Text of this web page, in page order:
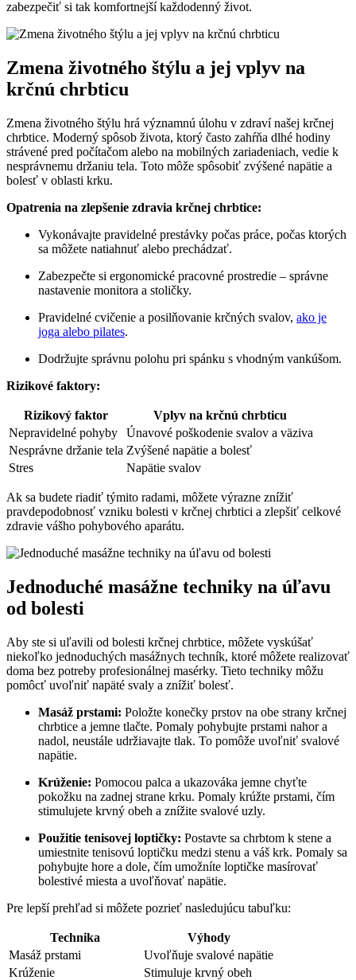
zabezpečiť si tak komfortnejší každodenný život.
Zmena životného štýlu a jej vplyv na
krčnú chrbticu
Zmena životného štýlu hrá významnú úlohu v zdraví našej krčnej
chrbtice. Moderný spôsob života, ktorý často zahŕňa dlhé hodiny
strávené pred počítačom alebo na mobilných zariadeniach, vedie k
nesprávnemu držaniu tela. Toto môže spôsobiť zvýšené napätie a
bolesť v oblasti krku.
Opatrenia na zlepšenie zdravia krčnej chrbtice:
Vykonávajte pravidelné prestávky počas práce, počas ktorých
sa môžete natiahnuť alebo prechádzať.
Zabezpečte si ergonomické pracovné prostredie – správne
nastavenie monitora a stoličky.
Pravidelné cvičenie a posilňovanie krčných svalov, ako je
joga alebo pilates.
Dodržujte správnu polohu pri spánku s vhodným vankúšom.
Rizikové faktory:
Rizikový faktor
Vplyv na krčnú chrbticu
Nepravidelné pohyby
Únavové poškodenie svalov a väziva
Nesprávne držanie tela Zvýšené napätie a bolesť
Stres
Napätie svalov
Ak sa budete riadiť týmito radami, môžete výrazne znížiť
pravdepodobnosť vzniku bolesti v krčnej chrbtici a zlepšiť celkové
zdravie vášho pohybového aparátu.
Jednoduché masážne techniky na úľavu
od bolesti
Aby ste si uľavili od bolesti krčnej chrbtice, môžete vyskúšať
niekoľko jednoduchých masážnych techník, ktoré môžete realizovať
doma bez potreby profesionálnej masérky. Tieto techniky môžu
pomôcť uvoľniť napäté svaly a znížiť bolesť.
Masáž prstami: Položte konečky prstov na obe strany krčnej
chrbtice a jemne tlačte. Pomaly pohybujte prstami nahor a
nadol, neustále udržiavajte tlak. To pomôže uvoľniť svalové
napätie.
Krúženie: Pomocou palca a ukazováka jemne chyťte
pokožku na zadnej strane krku. Pomaly krúžte prstami, čím
stimulujete krvný obeh a znížite svalové uzly.
Použitie tenisovej loptičky: Postavte sa chrbtom k stene a
umiestnite tenisovú loptičku medzi stenu a váš krk. Pomaly sa
pohybujte hore a dole, čím umožníte loptičke masírovať
bolestivé miesta a uvoľňovať napätie.
Pre lepší prehľad si môžete pozrieť nasledujúcu tabuľku:
Technika
Výhody
Masáž prstami
Uvoľňuje svalové napätie
Krúženie
Stimuluje krvný obeh